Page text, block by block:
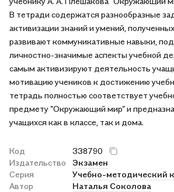
В тетради содержатся разнообразные
активизации знаний и умений,
развивают коммуникативные навыки,
личностно-значимые аспекты учебной
самым активизируют деятельность
мотивацию учеников к достижению
тетрадь полностью соответствует
предмету "Окружающий мир" и
учащихся как в классе, так и дома.
Код
338790
Издательство
Экзамен
Серия
Автор
Наталья Соколова